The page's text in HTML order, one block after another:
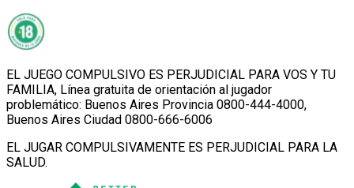
EL JUEGO COMPULSIVO ES PERJUDICIAL PARA VOS Y TU
FAMILIA, Línea gratuita de orientación al jugador
problemático: Buenos Aires Provincia 0800-444-4000,
Buenos Aires Ciudad 0800-666-6006
EL JUGAR COMPULSIVAMENTE ES PERJUDICIAL PARA LA
SALUD.